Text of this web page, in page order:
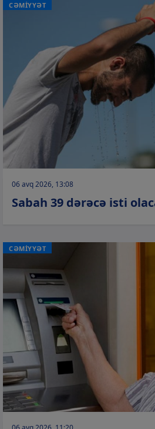
CƏMİYYƏT
06 avq 2026, 13:08
Sabah 39 dərəcə isti
CƏMİYYƏT